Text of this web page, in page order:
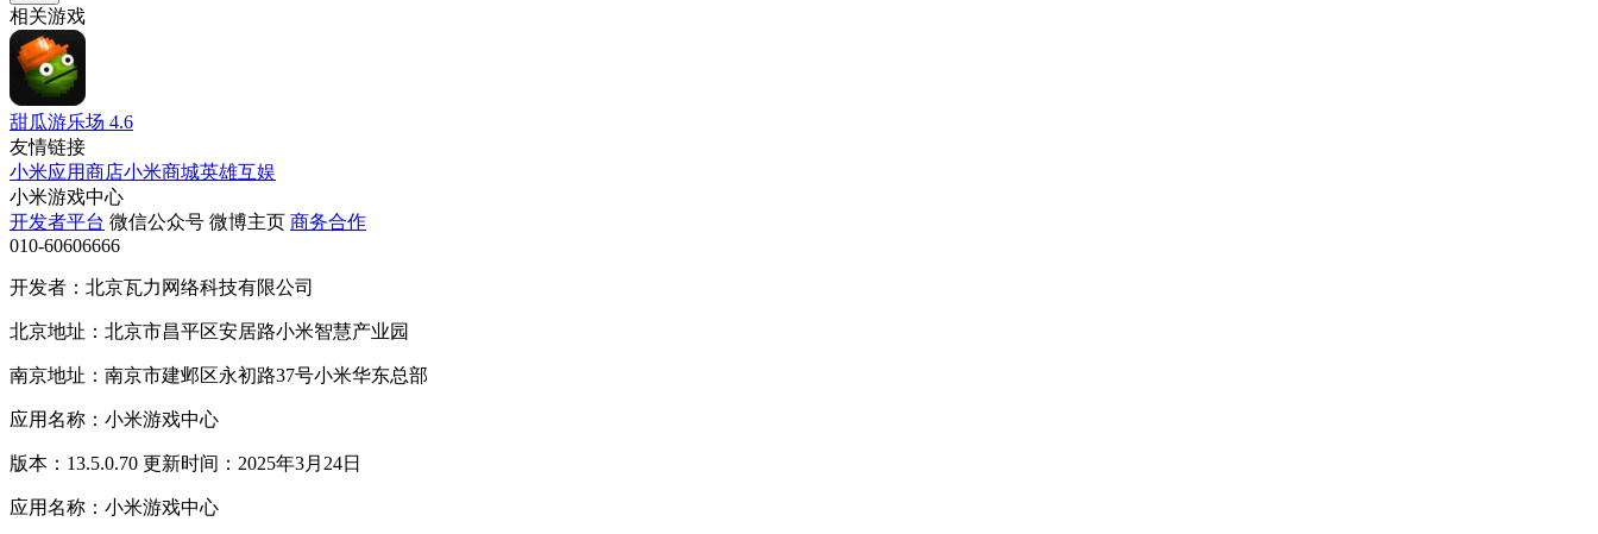
相关游戏
甜瓜游乐场 4.6
友情链接
小米应用商店小米商城英雄互娱
小米游戏中心
开发者平台 微信公众号 微博主页 商务合作
010-60606666
开发者：北京瓦力网络科技有限公司
北京地址：北京市昌平区安居路小米智慧产业园
南京地址：南京市建邺区永初路37号小米华东总部
应用名称：小米游戏中心
版本：13.5.0.70 更新时间：2025年3月24日
应用名称：小米游戏中心